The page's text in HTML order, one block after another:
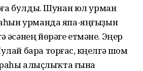
булды. Шунан юл урман
урманда япа-яңғыҙын
йөрәге етмәне. Эңер
бара торғас, күңелгә шом
алыҫлыҡта ғына